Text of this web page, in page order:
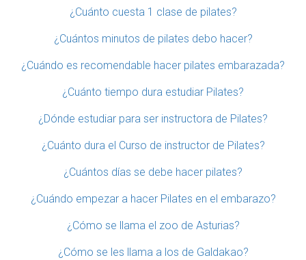
¿Cuánto cuesta 1 clase de pilates?
¿Cuántos minutos de pilates debo hacer?
¿Cuándo es recomendable hacer pilates embarazada?
¿Cuánto tiempo dura estudiar Pilates?
¿Dónde estudiar para ser instructora de Pilates?
¿Cuánto dura el Curso de instructor de Pilates?
¿Cuántos días se debe hacer pilates?
¿Cuándo empezar a hacer Pilates en el embarazo?
¿Cómo se llama el zoo de Asturias?
¿Cómo se les llama a los de Galdakao?